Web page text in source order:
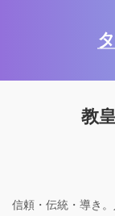
教
信頼・伝統・導き